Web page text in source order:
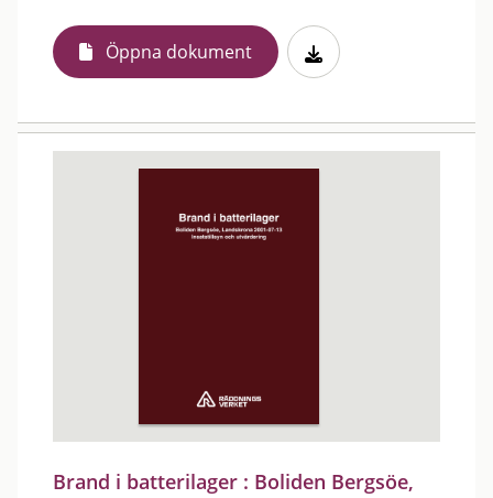
Öppna dokument
Brand i batterilager : Boliden Bergsöe,